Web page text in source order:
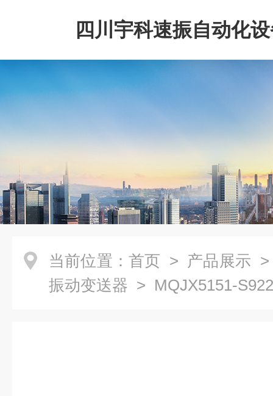
四川宇科速振自动化
公司
当前位置： 首页 > 产品展示
振动变送器 > MQJX5151-